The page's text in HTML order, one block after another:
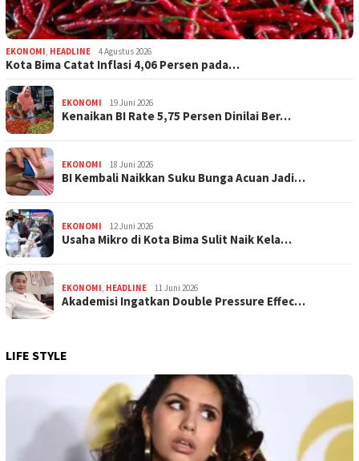
EKONOMI HEADLINE 4 Agustus 2026
Kota Bima Catat Inflasi 4,06 Persen pada…
EKONOMI 19 Juni 2026
Kenaikan BI Rate 5,75 Persen Dinilai Ber…
EKONOMI 18 Juni 2026
BI Kembali Naikkan Suku Bunga Acuan Jadi…
EKONOMI 12 Juni 2026
Usaha Mikro di Kota Bima Sulit Naik Kela…
EKONOMI HEADLINE 11 Juni 2026
Akademisi Ingatkan Double Pressure Effec…
LIFE STYLE